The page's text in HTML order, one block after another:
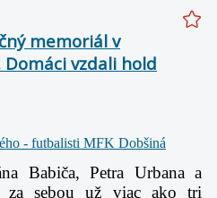
memoriál v
Domáci vzdali hold
Babiča, Petra Urbana a
za sebou už viac ako tri